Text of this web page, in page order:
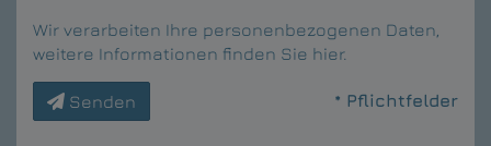
Wir verarbeiten Ihre personenbezogenen Daten,
weitere Informationen finden Sie hier.
Senden * Pflichtfelder